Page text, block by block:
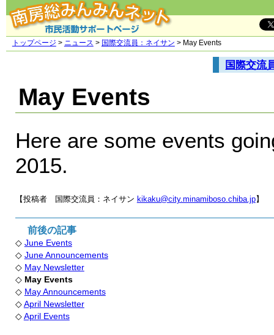
トップページ > ニュース > 国際交流員：ネイサン > May Events
国際交流
May Events
Here are some events
2015.
【投稿者 国際交流員：ネイサン kikaku@city.minamiboso.chiba.jp】
前後の記事
◇ June Events
◇ June Announcements
◇ May Newsletter
◇ May Events
◇ May Announcements
◇April Newsletter
◇April Events